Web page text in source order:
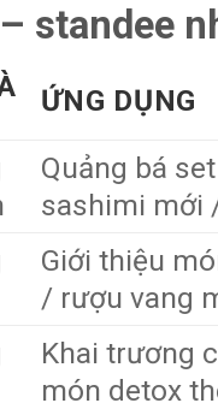
standee
ỨNG DỤNG
Quảng bá
sashimi mới
Giới thiệu
/ rượu vang
Khai trương
món detox